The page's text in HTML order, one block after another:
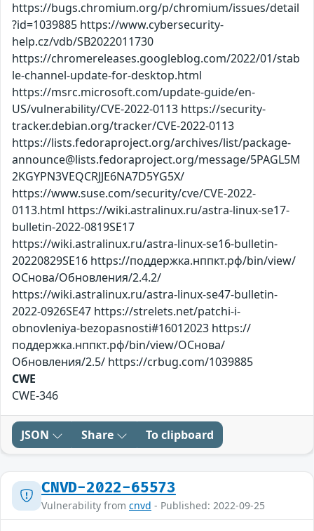
https://bugs.chromium.org/p/chromium/issues/detail
?id=1039885 https://www.cybersecurity-
help.cz/vdb/SB2022011730
https://chromereleases.googleblog.com/2022/01/stab
le-channel-update-for-desktop.html
https://msrc.microsoft.com/update-guide/en-
US/vulnerability/CVE-2022-0113 https://security-
tracker.debian.org/tracker/CVE-2022-0113
https://lists.fedoraproject.org/archives/list/package-
announce@lists.fedoraproject.org/message/5PAGL5M
2KGYPN3VEQCRJJE6NA7D5YG5X/
https://www.suse.com/security/cve/CVE-2022-
0113.html https://wiki.astralinux.ru/astra-linux-se17-
bulletin-2022-0819SE17
https://wiki.astralinux.ru/astra-linux-se16-bulletin-
20220829SE16 https://поддержка.нппкт.рф/bin/view/
ОСнова/Обновления/2.4.2/
https://wiki.astralinux.ru/astra-linux-se47-bulletin-
2022-0926SE47 https://strelets.net/patchi-i-
obnovleniya-bezopasnosti#16012023 https://
поддержка.нппкт.рф/bin/view/ОСнова/
Обновления/2.5/ https://crbug.com/1039885
CWE
CWE-346
JSON Share To clipboard
CNVD-2022-65573
Vulnerability from cnvd - Published: 2022-09-25